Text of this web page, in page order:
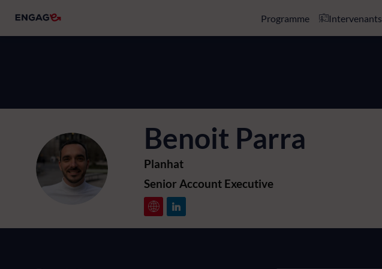
Programme Intervenants
BP
Benoit Parra
Planhat
Senior Account Executive